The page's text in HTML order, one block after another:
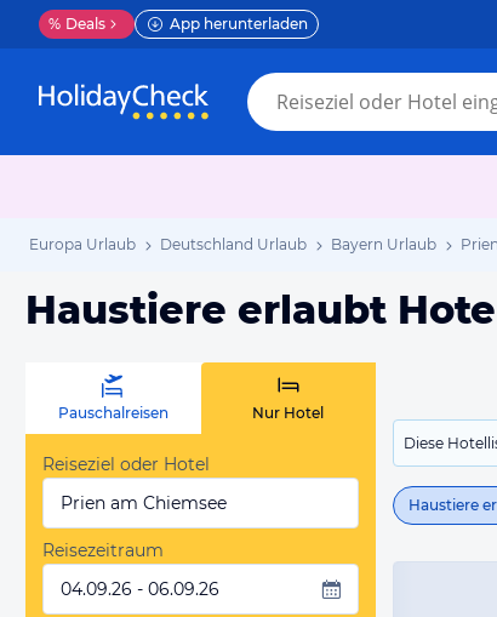
% Deals App herunterladen
Europa Urlaub Deutschland Urlaub Bayern Urlaub
Haustiere erlaubt
Diese
Haustiere
Pauschalreisen Nur Hotel
Reiseziel oder Hotel
Prien am Chiemsee
Reisezeitraum
04.09.26 - 06.09.26